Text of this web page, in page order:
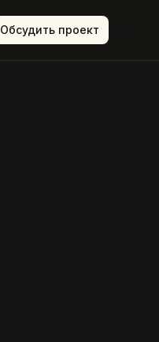
Обсудить проект